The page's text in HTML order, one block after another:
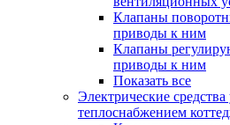
Клапаны
приводы к ним
Клапаны
приводы к ним
Показать все
Электрические
теплоснабжением